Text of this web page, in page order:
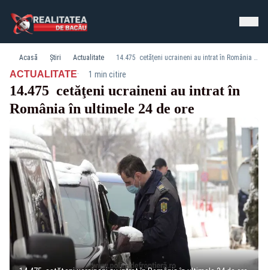
Acasă Știri Actualitate 14.475 cetăţeni ucraineni au intrat în România în ultimele 24 de ore
ACTUALITATE· 1 min citire
14.475 cetăţeni ucraineni au intrat în
România în ultimele 24 de ore